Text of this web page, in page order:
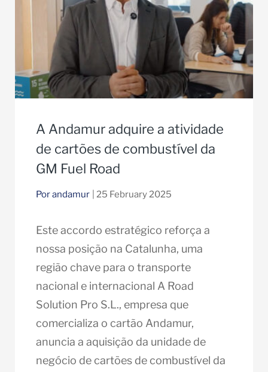
A Andamur adquire a atividade
de cartões de combustível da
GM Fuel Road
Por andamur | 25 February 2025
Este accordo estratégico reforça a
nossa posição na Catalunha, uma
região chave para o transporte
nacional e internacional A Road
Solution Pro S.L., empresa que
comercializa o cartão Andamur,
anuncia a aquisição da unidade de
negócio de cartões de combustível da